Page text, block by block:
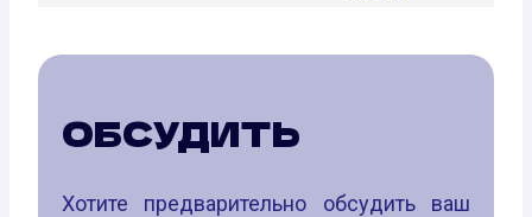
ОБСУДИТЬ
Хотите предварительно обсудить ваш